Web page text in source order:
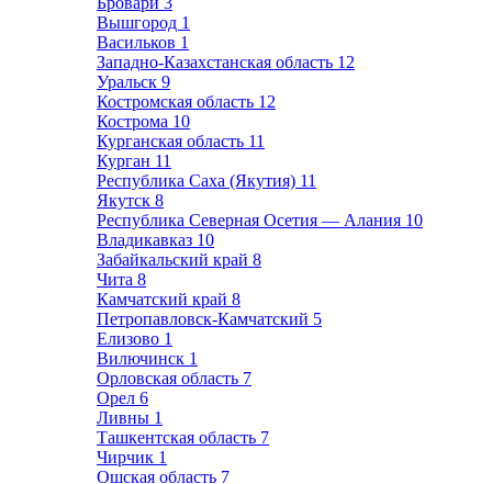
Вышгород 1
Васильков 1
Западно-Казахстанская область 12
Уральск 9
Костромская область 12
Кострома 10
Курганская область 11
Курган 11
Республика Саха (Якутия) 11
Якутск 8
Республика Северная Осетия — Алания 10
Владикавказ 10
Забайкальский край 8
Чита 8
Камчатский край 8
Петропавловск-Камчатский 5
Елизово 1
Вилючинск 1
Орловская область 7
Орел 6
Ливны 1
Ташкентская область 7
Чирчик 1
Ошская область 7